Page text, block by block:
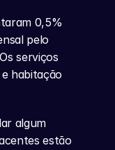
0,5%
pelo
serviços
habitação
algum
estão